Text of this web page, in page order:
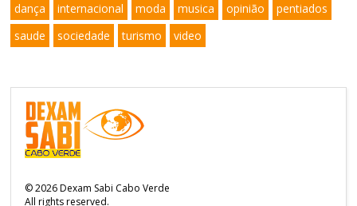
dança
internacional moda musica opinião
pentiados
saude
sociedade turismo video
©2026Dexam Sabi Cabo Verde
All rights reserved.